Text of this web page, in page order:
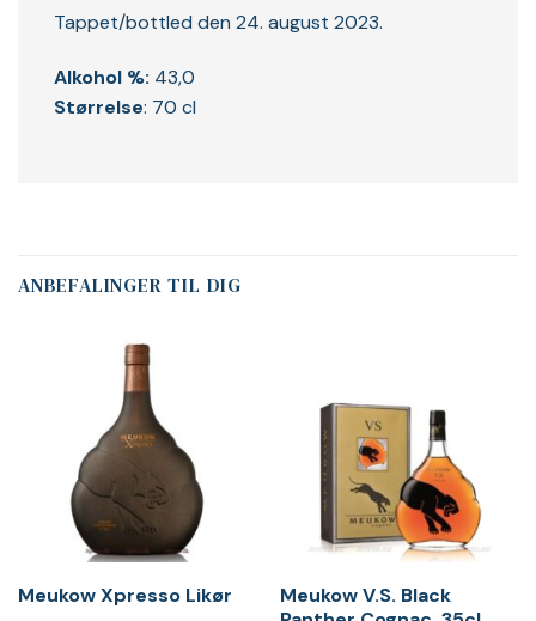
Tappet/bottled den 24. august 2023.
Alkohol %: 43,0
Størrelse: 70 cl
ANBEFALINGER TIL DIG
Meukow Xpresso Likør
Meukow V.S. Black